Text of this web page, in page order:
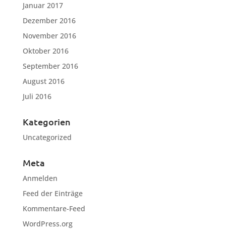
Januar 2017
Dezember 2016
November 2016
Oktober 2016
September 2016
August 2016
Juli 2016
Kategorien
Uncategorized
Meta
Anmelden
Feed der Einträge
Kommentare-Feed
WordPress.org